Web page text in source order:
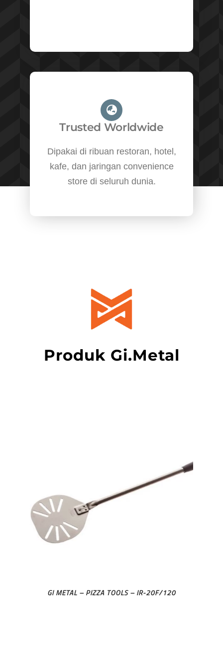
Trusted Worldwide
Dipakai di ribuan restoran, hotel,
kafe, dan jaringan convenience
store di seluruh dunia.
Produk Gi.Metal
GI METAL – PIZZA TOOLS – IR-20F/120